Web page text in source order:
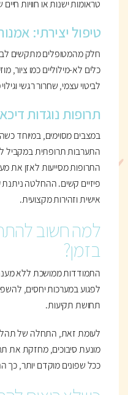
טראומות ישנות או חוויות
טיפול יצירתי:
חלק מהמטופלים מתקשים
כלים לא-מילוליים כמו ציור,
לביטוי עצמי, שחרור רגשי
תרופות נוגדות
במצבים מסוימים, במיוחד
התערבות תרופתית במקביל
התרופות מסייעות לאזן את
פיזיים קשים. ההחלטה
אישית וזהירות מקצועית.
למה חשוב
בזמן?
התמודדות ממושכת ללא
לפגוע במערכות יחסים,
תחושת תקיעות.
לעומת זאת, התחלה של
מונעת סיבוכים, מחזקת את
ככל שפונים מוקדם יותר, כך